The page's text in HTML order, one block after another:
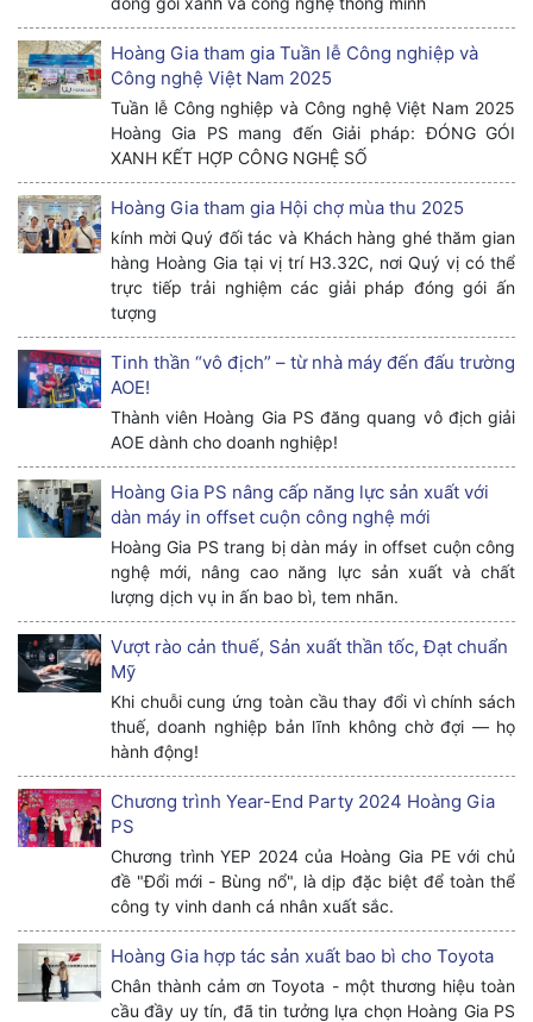
Hoàng Gia tham gia Tuần lễ Công nghiệp và
Công nghệ Việt Nam 2025
Tuần lễ Công nghiệp và Công nghệ Việt Nam 2025
Hoàng Gia PS mang đến Giải pháp: ĐÓNG GÓI
XANH KẾT HỢP CÔNG NGHỆ SỐ
Hoàng Gia tham gia Hội chợ mùa thu 2025
kính mời Quý đối tác và Khách hàng ghé thăm gian
hàng Hoàng Gia tại vị trí H3.32C, nơi Quý vị có thể
trực tiếp trải nghiệm các giải pháp đóng gói ấn
tượng
Tinh thần “vô địch” – từ nhà máy đến đấu trường
AOE!
Thành viên Hoàng Gia PS đăng quang vô địch giải
AOE dành cho doanh nghiệp!
Hoàng Gia PS nâng cấp năng lực sản xuất với
dàn máy in offset cuộn công nghệ mới
Hoàng Gia PS trang bị dàn máy in offset cuộn công
nghệ mới, nâng cao năng lực sản xuất và chất
lượng dịch vụ in ấn bao bì, tem nhãn.
Vượt rào cản thuế, Sản xuất thần tốc, Đạt chuẩn
Mỹ
Khi chuỗi cung ứng toàn cầu thay đổi vì chính sách
thuế, doanh nghiệp bản lĩnh không chờ đợi — họ
hành động!
Chương trình Year-End Party 2024 Hoàng Gia
PS
Chương trình YEP 2024 của Hoàng Gia PE với chủ
đề "Đổi mới - Bùng nổ", là dịp đặc biệt để toàn thể
công ty vinh danh cá nhân xuất sắc.
Hoàng Gia hợp tác sản xuất bao bì cho Toyota
Chân thành cảm ơn Toyota - một thương hiệu toàn
cầu đầy uy tín, đã tin tưởng lựa chọn Hoàng Gia PS